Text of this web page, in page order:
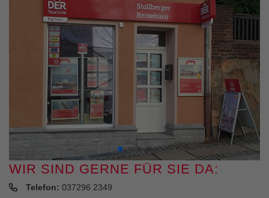
WIR SIND GERNE FÜR SIE DA:
Telefon: 037296 2349